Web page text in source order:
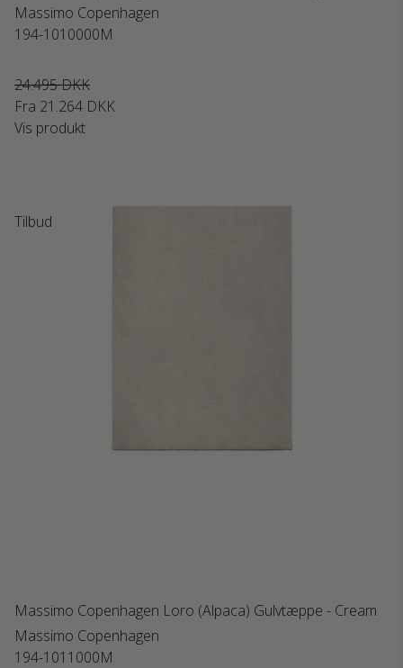
Massimo Copenhagen
194-1010000M
24.495 DKK
Fra 21.264 DKK
Vis produkt
Tilbud
Massimo Copenhagen Loro (Alpaca) Gulvtæppe - Cream
Massimo Copenhagen
194-1011000M